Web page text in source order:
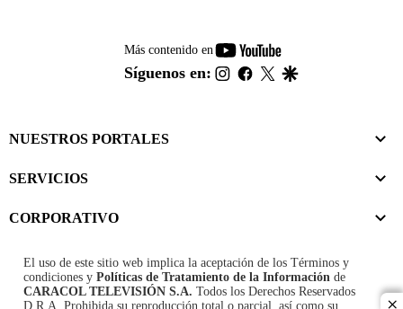
Más contenido en
youtube-
footer
Síguenos en: instagram
facebook
twitter
NUESTROS PORTALES
SERVICIOS
CORPORATIVO
El uso de este sitio web implica la aceptación de los Términos y
condiciones y Políticas de Tratamiento de la Información de
CARACOL TELEVISIÓN S.A. Todos los Derechos Reservados
D.R.A. Prohibida su reproducción total o parcial, así como su